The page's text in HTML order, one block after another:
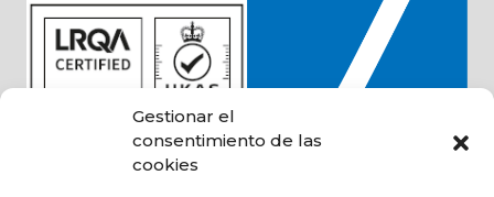
Gestionar el
consentimiento de las
cookies